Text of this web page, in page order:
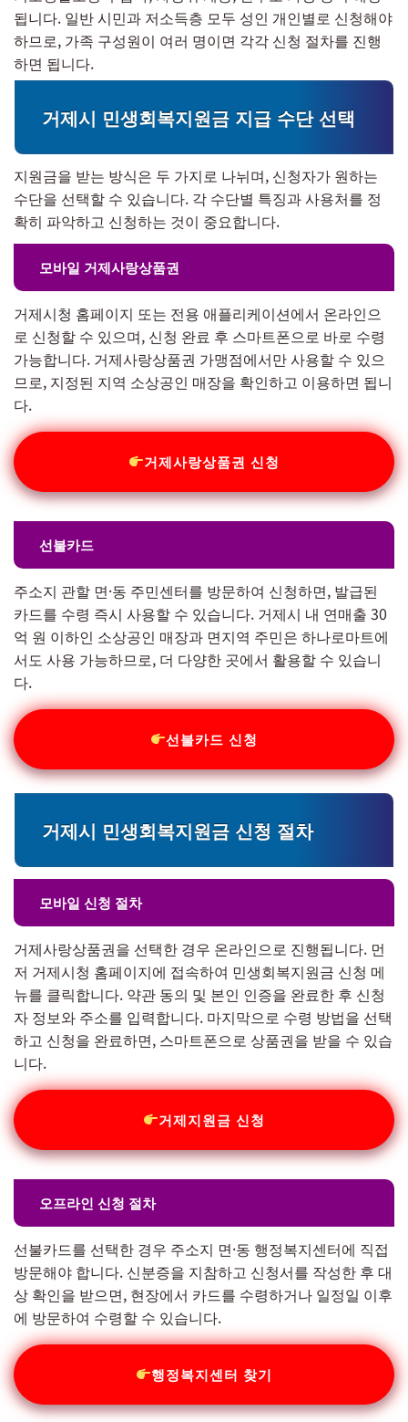
됩니다. 일반 시민과 저소득층 모두 성인 개인별로 신청해야
하므로, 가족 구성원이 여러 명이면 각각 신청 절차를 진행
하면 됩니다.
거제시 민생회복지원금 지급 수단 선택
지원금을 받는 방식은 두 가지로 나뉘며, 신청자가 원하는
수단을 선택할 수 있습니다. 각 수단별 특징과 사용처를 정
확히 파악하고 신청하는 것이 중요합니다.
모바일 거제사랑상품권
거제시청 홈페이지 또는 전용 애플리케이션에서 온라인으
로 신청할 수 있으며, 신청 완료 후 스마트폰으로 바로 수령
가능합니다. 거제사랑상품권 가맹점에서만 사용할 수 있으
므로, 지정된 지역 소상공인 매장을 확인하고 이용하면 됩니
다.
거제사랑상품권 신청
선불카드
주소지 관할 면·동 주민센터를 방문하여 신청하면, 발급된
카드를 수령 즉시 사용할 수 있습니다. 거제시 내 연매출 30
억 원 이하인 소상공인 매장과 면지역 주민은 하나로마트에
서도 사용 가능하므로, 더 다양한 곳에서 활용할 수 있습니
다.
선불카드 신청
거제시 민생회복지원금 신청 절차
모바일 신청 절차
거제사랑상품권을 선택한 경우 온라인으로 진행됩니다. 먼
저 거제시청 홈페이지에 접속하여 민생회복지원금 신청 메
뉴를 클릭합니다. 약관 동의 및 본인 인증을 완료한 후 신청
자 정보와 주소를 입력합니다. 마지막으로 수령 방법을 선택
하고 신청을 완료하면, 스마트폰으로 상품권을 받을 수 있습
니다.
거제지원금 신청
오프라인 신청 절차
선불카드를 선택한 경우 주소지 면·동 행정복지센터에 직접
방문해야 합니다. 신분증을 지참하고 신청서를 작성한 후 대
상 확인을 받으면, 현장에서 카드를 수령하거나 일정일 이후
에 방문하여 수령할 수 있습니다.
행정복지센터 찾기